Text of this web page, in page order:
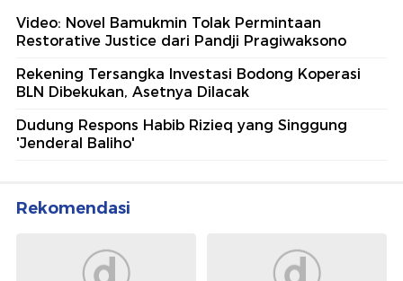
Video: Novel Bamukmin Tolak Permintaan
Restorative Justice dari Pandji Pragiwaksono
Rekening Tersangka Investasi Bodong Koperasi
BLN Dibekukan, Asetnya Dilacak
Dudung Respons Habib Rizieq yang Singgung
'Jenderal Baliho'
Rekomendasi